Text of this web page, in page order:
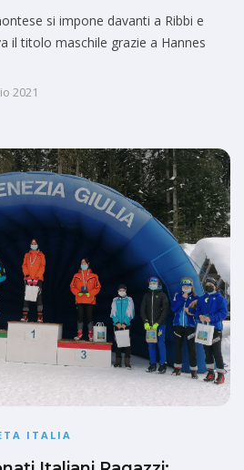
si impone davanti a Ribbi e
il titolo maschile grazie a Hannes
2021
ITALIA